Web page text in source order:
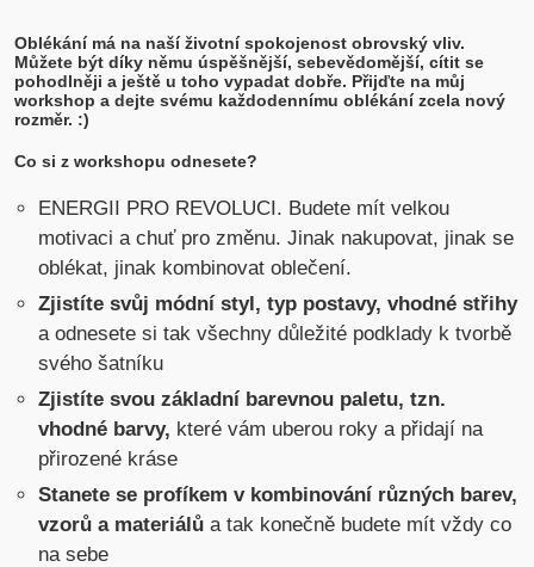
Oblékání má na naší životní spokojenost obrovský vliv.
Můžete být díky němu úspěšnější, sebevědomější, cítit se
pohodlněji a ještě u toho vypadat dobře. Přijďte na můj
workshop a dejte svému každodennímu oblékání zcela nový
rozměr. :)
Co si z workshopu odnesete?
ENERGII PRO REVOLUCI. Budete mít velkou
motivaci a chuť pro změnu. Jinak nakupovat, jinak se
oblékat, jinak kombinovat oblečení.
Zjistíte svůj módní styl, typ postavy, vhodné střihy
a odnesete si tak všechny důležité podklady k tvorbě
svého šatníku
Zjistíte svou základní barevnou paletu, tzn.
vhodné barvy, které vám uberou roky a přidají na
přirozené kráse
Stanete se profíkem v kombinování různých barev,
vzorů a materiálůa tak konečně budete mít vždy co
na sebe